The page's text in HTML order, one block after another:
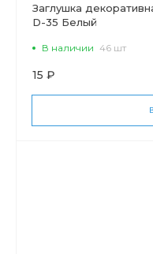
Заглушка
D-35 Белый
В наличии 46 шт
15 ₽